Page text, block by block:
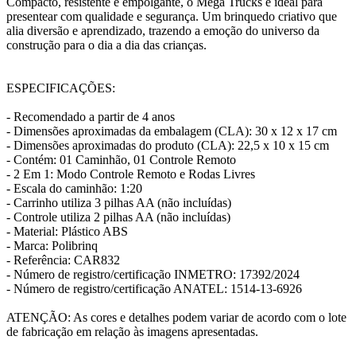
presentear com qualidade e segurança. Um brinquedo criativo que
alia diversão e aprendizado, trazendo a emoção do universo da
construção para o dia a dia das crianças.
ESPECIFICAÇÕES:
- Recomendado a partir de 4 anos
- Dimensões aproximadas da embalagem (CLA): 30 x 12 x 17 cm
- Dimensões aproximadas do produto (CLA): 22,5 x 10 x 15 cm
- Contém: 01 Caminhão, 01 Controle Remoto
- 2 Em 1: Modo Controle Remoto e Rodas Livres
- Escala do caminhão: 1:20
- Carrinho utiliza 3 pilhas AA (não incluídas)
- Controle utiliza 2 pilhas AA (não incluídas)
- Material: Plástico ABS
- Marca: Polibrinq
- Referência: CAR832
- Número de registro/certificação INMETRO: 17392/2024
- Número de registro/certificação ANATEL: 1514-13-6926
ATENÇÃO: As cores e detalhes podem variar de acordo com o lote
de fabricação em relação às imagens apresentadas.